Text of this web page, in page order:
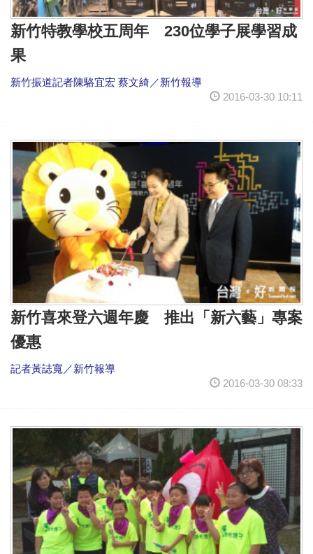
新竹特教學校五周年 230位學子展學習成
果
新竹振道記者陳駱宜宏 蔡文綺／新竹報導
2016-03-30 10:11
新竹喜來登六週年慶 推出「新六藝」專案
優惠
記者黃誌寬／新竹報導
2016-03-30 08:33